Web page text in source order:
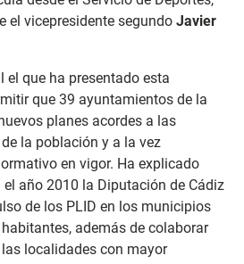
el vicepresidente segundo Javier
el que ha presentado esta
que 39 ayuntamientos de la
planes acordes a las
la población y a la vez
en vigor. Ha explicado
año 2010 la Diputación de Cádiz
de los PLID en los municipios
además de colaborar
localidades con mayor